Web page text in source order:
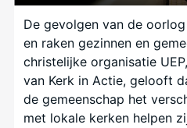
De gevolgen van de
en raken gezinnen en
christelijke organisatie
van Kerk in Actie, gelooft
de gemeenschap het
met lokale kerken helpen